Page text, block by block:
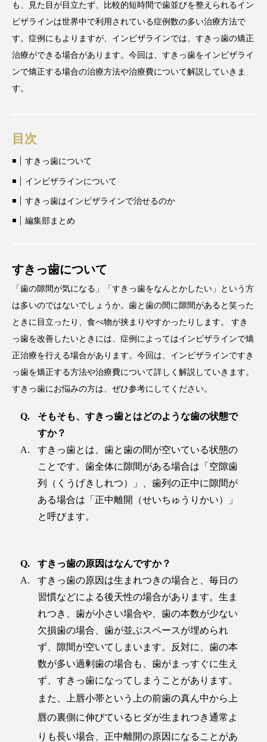
も、見た目が目立たず、比較的短時間で歯並びを整えられるイン
ビザラインは世界中で利用されている症例数の多い治療方法で
す。症例にもよりますが、インビザラインでは、すきっ歯の矯正
治療ができる場合があります。今回は、すきっ歯をインビザライ
ンで矯正する場合の治療方法や治療費について解説していきま
す。
目次
すきっ歯について
インビザラインについて
すきっ歯はインビザラインで治せるのか
編集部まとめ
すきっ歯について
「歯の隙間が気になる」「すきっ歯をなんとかしたい」という方
は多いのではないでしょうか。歯と歯の間に隙間があると笑った
ときに目立ったり、食べ物が挟まりやすかったりします。 すき
っ歯を改善したいときには、症例によってはインビザラインで矯
正治療を行える場合があります。今回は、インビザラインですき
っ歯を矯正する方法や治療費について詳しく解説していきます。
すきっ歯にお悩みの方は、ぜひ参考にしてください。
そもそも、すきっ歯とはどのような歯の状態で
すか？
すきっ歯とは、歯と歯の間が空いている状態の
ことです。歯全体に隙間がある場合は「空隙歯
列（くうげきしれつ）」、歯列の正中に隙間が
ある場合は「正中離開（せいちゅうりかい）」
と呼びます。
すきっ歯の原因はなんですか？
すきっ歯の原因は生まれつきの場合と、毎日の
習慣などによる後天性の場合があります。生ま
れつき、歯が小さい場合や、歯の本数が少ない
欠損歯の場合、歯が並ぶスペースが埋められ
ず、隙間が空いてしまいます。反対に、歯の本
数が多い過剰歯の場合も、歯がまっすぐに生え
ず、すきっ歯になってしまうことがあります。
また、上唇小帯という上の前歯の真ん中から上
唇の裏側に伸びているヒダが生まれつき通常よ
りも長い場合、正中離開の原因になることがあ